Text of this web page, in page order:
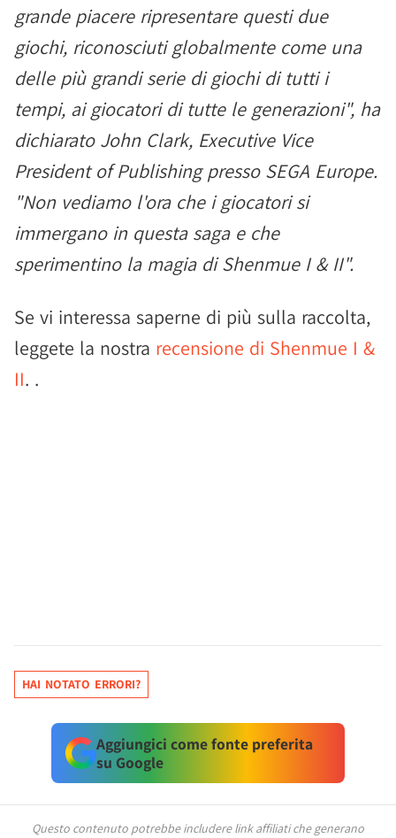
grande piacere ripresentare questi due
giochi, riconosciuti globalmente come una
delle più grandi serie di giochi di tutti i
tempi, ai giocatori di tutte le generazioni", ha
dichiarato John Clark, Executive Vice
President of Publishing presso SEGA Europe.
"Non vediamo l'ora che i giocatori si
immergano in questa saga e che
sperimentino la magia di Shenmue I & II".
Se vi interessa saperne di più sulla raccolta,
leggete la nostra recensione di Shenmue I &
II. .
HAI NOTATO ERRORI?
Aggiungici come fonte preferita
su Google
Questo contenuto potrebbe includere link affiliati che generano